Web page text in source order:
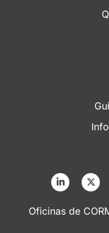
Oficinas de